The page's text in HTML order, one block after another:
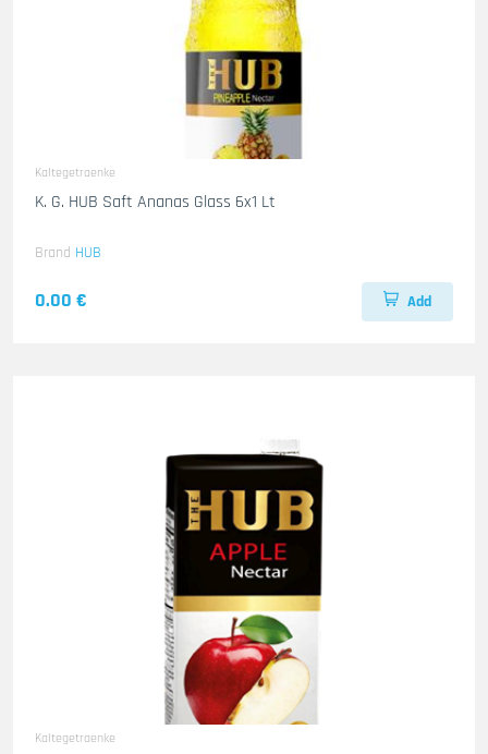
Kaltegetraenke
K. G. HUB Saft Ananas Glass 6x1 Lt
Brand HUB
0.00 € Add
Kaltegetraenke